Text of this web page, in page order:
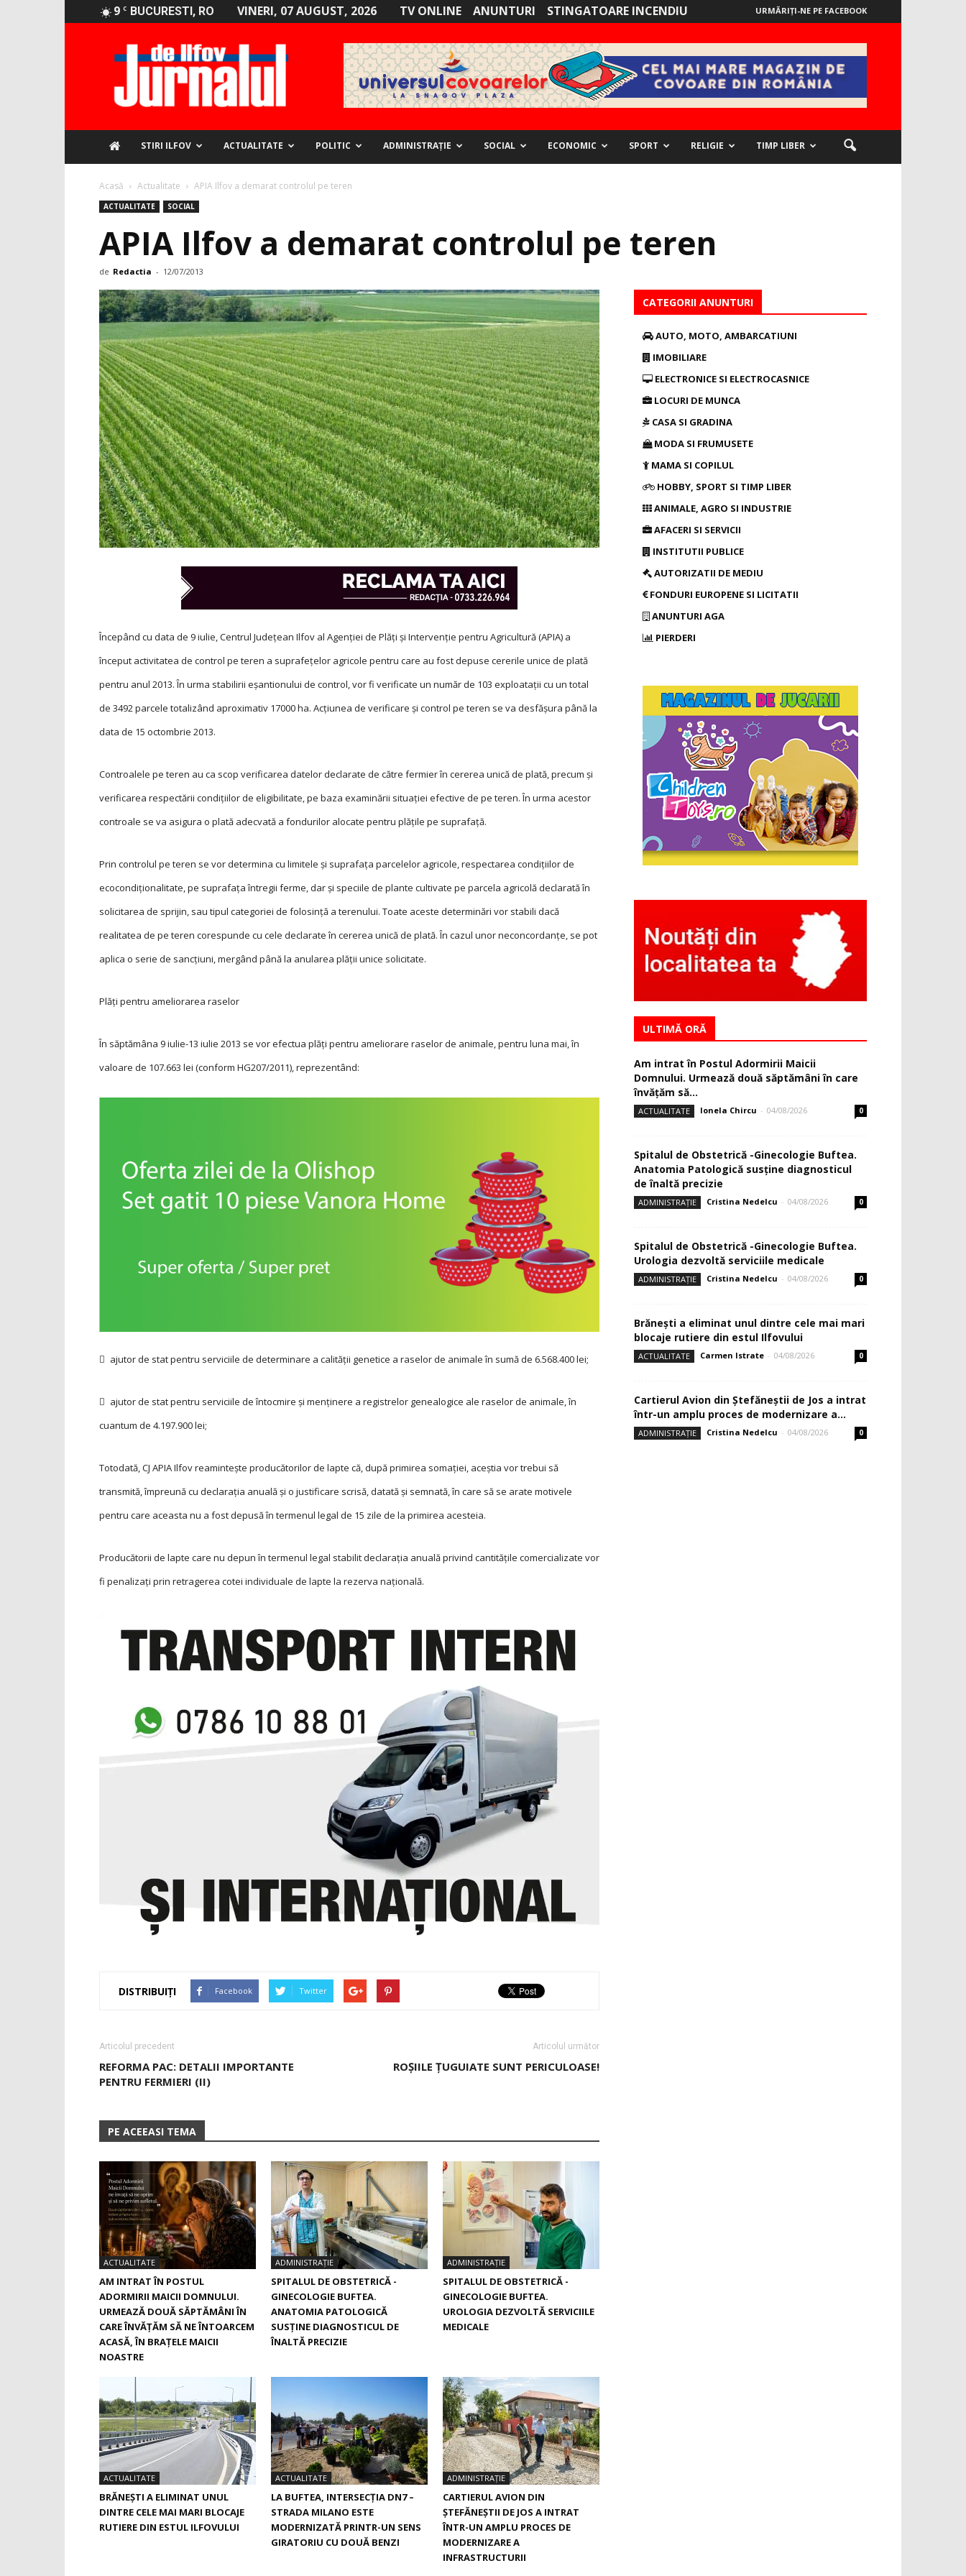
9 C BUCURESTI, RO VINERI, 07 AUGUST, 2026 TV ONLINE ANUNTURI STINGATOARE INCENDIU URMĂRIȚI-NE PE FACEBOOK
STIRI ILFOV ACTUALITATE POLITIC ADMINISTRAȚIE SOCIAL ECONOMIC SPORT RELIGIE TIMP LIBER
Acasă Actualitate APIA Ilfov a demarat controlul pe teren
ACTUALITATE SOCIAL
APIA Ilfov a demarat controlul pe teren
de Redactia - 12/07/2013
Începând cu data de 9 iulie, Centrul Județean Ilfov al Agenției de Plăți și Intervenție pentru Agricultură (APIA) a
început activitatea de control pe teren a suprafețelor agricole pentru care au fost depuse cererile unice de plată
pentru anul 2013. În urma stabilirii eșantionului de control, vor fi verificate un număr de 103 exploataţii cu un total
de 3492 parcele totalizând aproximativ 17000 ha. Acţiunea de verificare și control pe teren se va desfăşura până la
data de 15 octombrie 2013.
Controalele pe teren au ca scop verificarea datelor declarate de către fermier în cererea unică de plată, precum şi
verificarea respectării condiţiilor de eligibilitate, pe baza examinării situaţiei efective de pe teren. În urma acestor
controale se va asigura o plată adecvată a fondurilor alocate pentru plăţile pe suprafaţă.
Prin controlul pe teren se vor determina cu limitele şi suprafaţa parcelelor agricole, respectarea condiţiilor de
ecocondiţionalitate, pe suprafaţa întregii ferme, dar şi speciile de plante cultivate pe parcela agricolă declarată în
solicitarea de sprijin, sau tipul categoriei de folosinţă a terenului. Toate aceste determinări vor stabili dacă
realitatea de pe teren corespunde cu cele declarate în cererea unică de plată. În cazul unor neconcordanțe, se pot
aplica o serie de sancțiuni, mergând până la anularea plății unice solicitate.
Plăți pentru ameliorarea raselor
În săptămâna 9 iulie-13 iulie 2013 se vor efectua plăţi pentru ameliorare raselor de animale, pentru luna mai, în
valoare de 107.663 lei (conform HG207/2011), reprezentând:
 ajutor de stat pentru serviciile de determinare a calităţii genetice a raselor de animale în sumă de 6.568.400 lei;
 ajutor de stat pentru serviciile de întocmire şi menţinere a registrelor genealogice ale raselor de animale, în
cuantum de 4.197.900 lei;
Totodată, CJ APIA Ilfov reamintește producătorilor de lapte că, după primirea somaţiei, aceştia vor trebui să
transmită, împreună cu declaraţia anuală şi o justificare scrisă, datată şi semnată, în care să se arate motivele
pentru care aceasta nu a fost depusă în termenul legal de 15 zile de la primirea acesteia.
Producătorii de lapte care nu depun în termenul legal stabilit declaraţia anuală privind cantităţile comercializate vor
fi penalizați prin retragerea cotei individuale de lapte la rezerva naţională.
DISTRIBUIȚI Facebook Twitter
Articolul precedent
REFORMA PAC: DETALII IMPORTANTE
PENTRU FERMIERI (II)
Articolul următor
ROȘIILE ȚUGUIATE SUNT PERICULOASE!
PE ACEEASI TEMA
ACTUALITATE
AM INTRAT ÎN POSTUL
ADORMIRII MAICII DOMNULUI.
URMEAZĂ DOUĂ SĂPTĂMÂNI ÎN
CARE ÎNVĂŢĂM SĂ NE ÎNTOARCEM
ACASĂ, ÎN BRAŢELE MAICII
NOASTRE
ADMINISTRAȚIE
SPITALUL DE OBSTETRICĂ -
GINECOLOGIE BUFTEA.
ANATOMIA PATOLOGICĂ
SUSŢINE DIAGNOSTICUL DE
ÎNALTĂ PRECIZIE
ADMINISTRAȚIE
SPITALUL DE OBSTETRICĂ -
GINECOLOGIE BUFTEA.
UROLOGIA DEZVOLTĂ SERVICIILE
MEDICALE
ACTUALITATE
BRĂNEȘTI A ELIMINAT UNUL
DINTRE CELE MAI MARI BLOCAJE
RUTIERE DIN ESTUL ILFOVULUI
ACTUALITATE
LA BUFTEA, INTERSECŢIA DN7 –
STRADA MILANO ESTE
MODERNIZATĂ PRINTR-UN SENS
GIRATORIU CU DOUĂ BENZI
ADMINISTRAȚIE
CARTIERUL AVION DIN
ŞTEFĂNEŞTII DE JOS A INTRAT
ÎNTR-UN AMPLU PROCES DE
MODERNIZARE A
INFRASTRUCTURII
CATEGORII ANUNTURI
AUTO, MOTO, AMBARCATIUNI
IMOBILIARE
ELECTRONICE SI ELECTROCASNICE
LOCURI DE MUNCA
CASA SI GRADINA
MODA SI FRUMUSETE
MAMA SI COPILUL
HOBBY, SPORT SI TIMP LIBER
ANIMALE, AGRO SI INDUSTRIE
AFACERI SI SERVICII
INSTITUTII PUBLICE
AUTORIZATII DE MEDIU
FONDURI EUROPENE SI LICITATII
ANUNTURI AGA
PIERDERI
ULTIMĂ ORĂ
Am intrat în Postul Adormirii Maicii
Domnului. Urmează două săptămâni în care
învăţăm să...
ACTUALITATE Ionela Chircu - 04/08/2026 0
Spitalul de Obstetrică -Ginecologie Buftea.
Anatomia Patologică susţine diagnosticul
de înaltă precizie
ADMINISTRAȚIE Cristina Nedelcu - 04/08/2026 0
Spitalul de Obstetrică -Ginecologie Buftea.
Urologia dezvoltă serviciile medicale
ADMINISTRAȚIE Cristina Nedelcu - 04/08/2026 0
Brănești a eliminat unul dintre cele mai mari
blocaje rutiere din estul Ilfovului
ACTUALITATE Carmen Istrate - 04/08/2026 0
Cartierul Avion din Ştefăneştii de Jos a intrat
într-un amplu proces de modernizare a...
ADMINISTRAȚIE Cristina Nedelcu - 04/08/2026 0